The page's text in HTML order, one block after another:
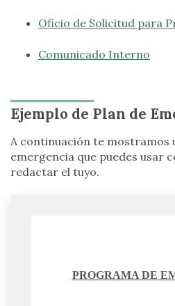
Oficio de Solicitud para
Comunicado Interno
Ejemplo de Plan de
A continuación te mostramos
emergencia que puedes usar
redactar el tuyo.
PROGRAMA DE